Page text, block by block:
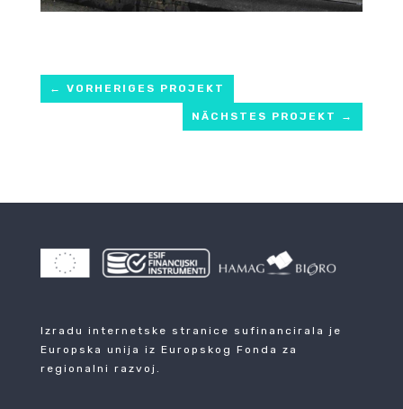
← VORHERIGES PROJEKT
NÄCHSTES PROJEKT →
Izradu internetske stranice sufinancirala je
Europska unija iz Europskog Fonda za
regionalni razvoj.